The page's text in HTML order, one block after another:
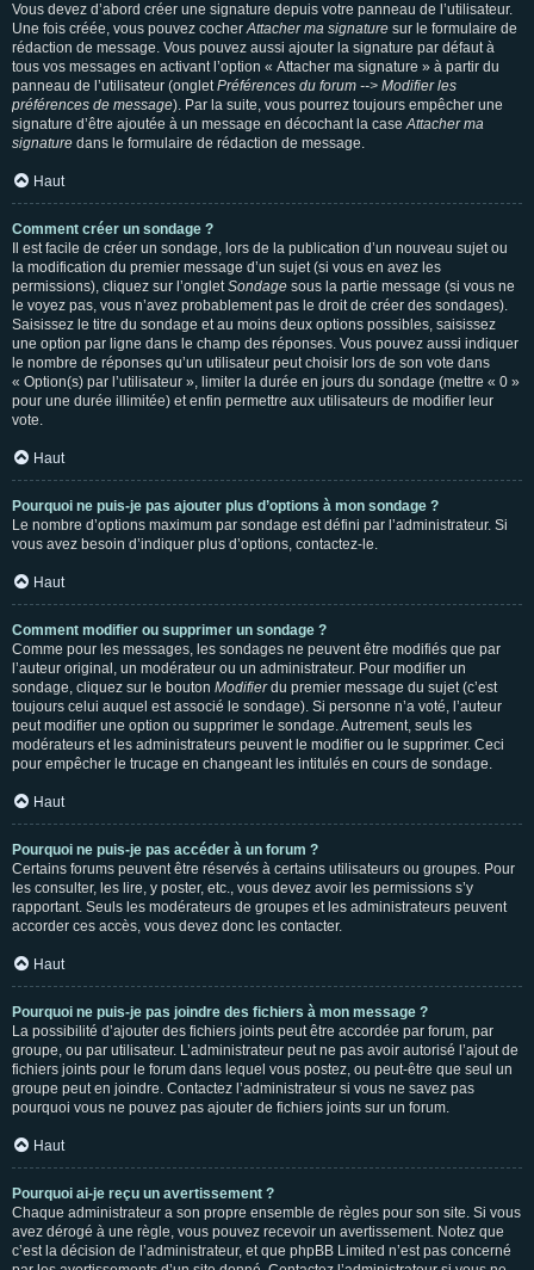
Vous devez d’abord créer une signature depuis votre panneau de l’utilisateur.
Une fois créée, vous pouvez cocherAttacher ma signature sur le formulaire de
rédaction de message. Vous pouvez aussi ajouter la signature par défaut à
tous vos messages en activant l’option « Attacher ma signature » à partir du
panneau de l’utilisateur (ongletPréférences du forum --> Modifier les
préférences de message). Par la suite, vous pourrez toujours empêcher une
signature d’être ajoutée à un message en décochant la caseAttacher ma
signature dans le formulaire de rédaction de message.
Haut
Comment créer un sondage ?
Il est facile de créer un sondage, lors de la publication d’un nouveau sujet ou
la modification du premier message d’un sujet (si vous en avez les
permissions), cliquez sur l’ongletSondage sous la partie message (si vous ne
le voyez pas, vous n’avez probablement pas le droit de créer des sondages).
Saisissez le titre du sondage et au moins deux options possibles, saisissez
une option par ligne dans le champ des réponses. Vous pouvez aussi indiquer
le nombre de réponses qu’un utilisateur peut choisir lors de son vote dans
« Option(s) par l’utilisateur », limiter la durée en jours du sondage (mettre « 0 »
pour une durée illimitée) et enfin permettre aux utilisateurs de modifier leur
vote.
Haut
Pourquoi ne puis-je pas ajouter plus d’options à mon sondage ?
Le nombre d’options maximum par sondage est défini par l’administrateur. Si
vous avez besoin d’indiquer plus d’options, contactez-le.
Haut
Comment modifier ou supprimer un sondage ?
Comme pour les messages, les sondages ne peuvent être modifiés que par
l’auteur original, un modérateur ou un administrateur. Pour modifier un
sondage, cliquez sur le bouton Modifierdu premier message du sujet (c’est
toujours celui auquel est associé le sondage). Si personne n’a voté, l’auteur
peut modifier une option ou supprimer le sondage. Autrement, seuls les
modérateurs et les administrateurs peuvent le modifier ou le supprimer. Ceci
pour empêcher le trucage en changeant les intitulés en cours de sondage.
Haut
Pourquoi ne puis-je pas accéder à un forum ?
Certains forums peuvent être réservés à certains utilisateurs ou groupes. Pour
les consulter, les lire, y poster, etc., vous devez avoir les permissions s’y
rapportant. Seuls les modérateurs de groupes et les administrateurs peuvent
accorder ces accès, vous devez donc les contacter.
Haut
Pourquoi ne puis-je pas joindre des fichiers à mon message ?
La possibilité d’ajouter des fichiers joints peut être accordée par forum, par
groupe, ou par utilisateur. L’administrateur peut ne pas avoir autorisé l’ajout de
fichiers joints pour le forum dans lequel vous postez, ou peut-être que seul un
groupe peut en joindre. Contactez l’administrateur si vous ne savez pas
pourquoi vous ne pouvez pas ajouter de fichiers joints sur un forum.
Haut
Pourquoi ai-je reçu un avertissement ?
Chaque administrateur a son propre ensemble de règles pour son site. Si vous
avez dérogé à une règle, vous pouvez recevoir un avertissement. Notez que
c’est la décision de l’administrateur, et que phpBB Limited n’est pas concerné